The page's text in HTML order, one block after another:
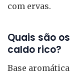
com ervas.
Quais são
caldo rico?
Base